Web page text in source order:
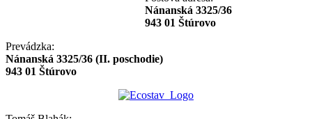
Nánanská 3325/36
943 01 Štúrovo
Prevádzka:
Nánanská 3325/36 (II. poschodie)
943 01 Štúrovo